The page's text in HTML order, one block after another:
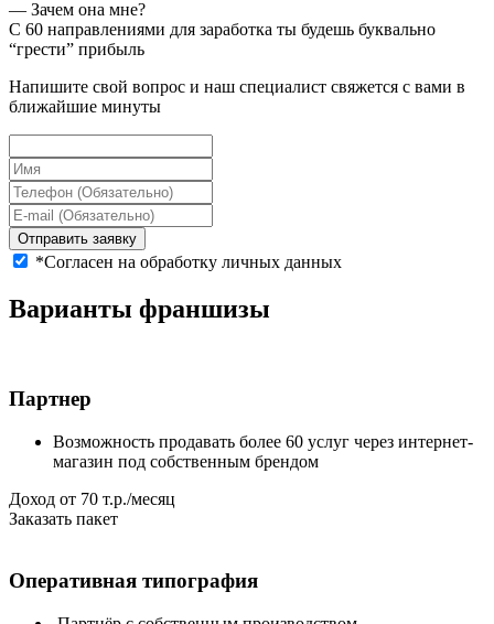
— Зачем она мне?
С 60 направлениями для заработка ты будешь буквально
“грести” прибыль
Напишите свой вопрос и наш специалист свяжется с вами в
ближайшие минуты
Отправить заявку
*Согласен на обработку личных данных
Варианты франшизы
Партнер
Возможность продавать более 60 услуг через интернет-
магазин под собственным брендом
Доход от 70 т.р./месяц
Заказать пакет
Оперативная типография